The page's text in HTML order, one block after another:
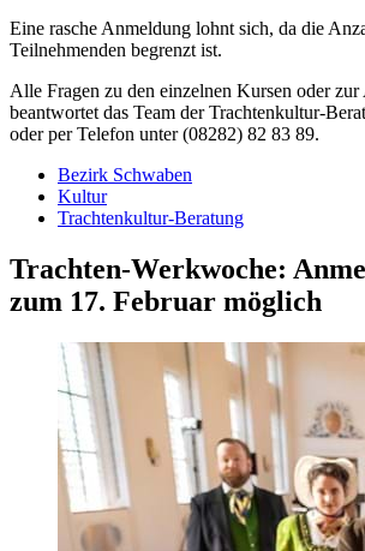
Eine rasche Anmeldung lohnt sich, da die
Teilnehmenden begrenzt ist.
Alle Fragen zu den einzelnen Kursen oder
beantwortet das Team der Trachtenkultur-
oder per Telefon unter (08282) 82 83 89.
Bezirk Schwaben
Kultur
Trachtenkultur-Beratung
Trachten-Werkwoche:
zum 17. Februar möglich